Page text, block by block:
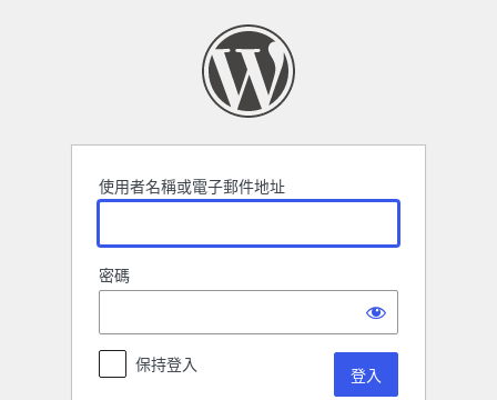
使用者名稱或電子郵件地址
密碼
保持登入